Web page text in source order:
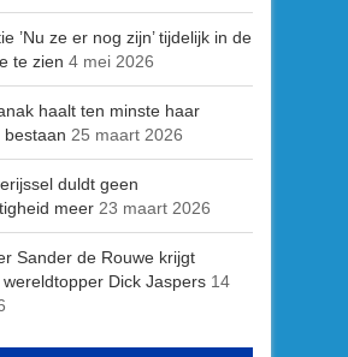
’Nu ze er nog zijn’ tijdelijk in de
te zien 4 mei 2026
haalt ten minste haar
bestaan 25 maart 2026
duldt geen
meer 23 maart 2026
Sander de Rouwe krijgt
Dick Jaspers 14